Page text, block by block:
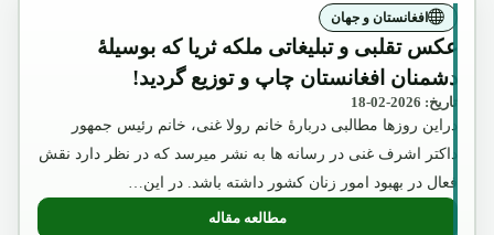
افغانستان و جهان
عکس تقلبی و تبلیغاتی ملکه ثریا که بوسیلۀ
دشمنان افغانستان چاپ و توزیع گردید!
تاریخ: 2026-02-18
دراین روزها مطالبی دربارۀ خانم رولا غنی، خانم رئیس جمهور
داکتر اشرف غنی در رسانه ها به نشر میرسد که در نظر دارد نقش
فعال در بهبود امور زنان کشور داشته باشد. در این…
مطالعه مقاله: عکس تقلبی و تبلیغاتی ملکه ثریا که